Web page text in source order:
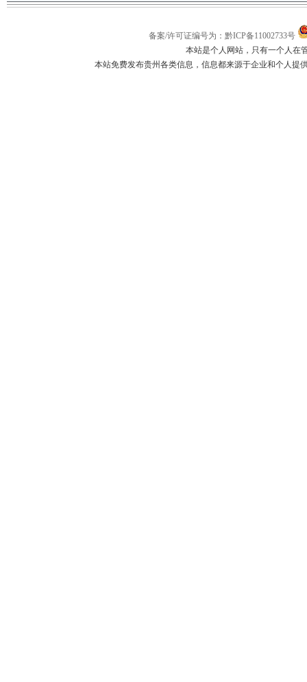
备案/许可证编号为：黔ICP备11002733号
本站是个人网站，只有一个人在
本站免费发布贵州各类信息，信息都来源于企业和个人提